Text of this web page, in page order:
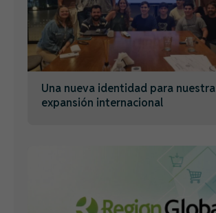
Una nueva identidad para nuestra
expansión internacional